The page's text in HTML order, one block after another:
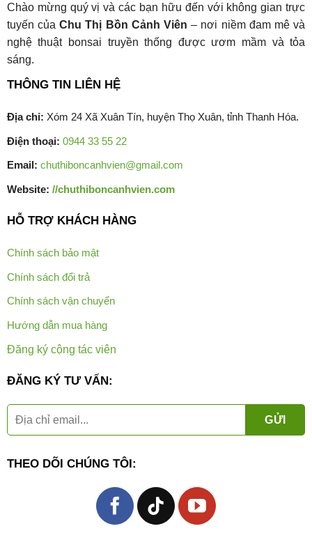
Chào mừng quý vị và các bạn hữu đến với không gian trực
tuyến củaChu Thị Bồn Cảnh Viên – nơi niềm đam mê và
nghệ thuật bonsai truyền thống được ươm mầm và tỏa
sáng.
THÔNG TIN LIÊN HỆ
Địa chỉ: Xóm 24 Xã Xuân Tín, huyện Thọ Xuân, tỉnh Thanh Hóa.
Điện thoại: 0944 33 55 22
Email: chuthiboncanhvien@gmail.com
Website: //chuthiboncanhvien.com
HỖ TRỢ KHÁCH HÀNG
Chính sách bảo mật
Chính sách đổi trả
Chính sách vận chuyển
Hướng dẫn mua hàng
Đăng ký cộng tác viên
ĐĂNG KÝ TƯ VẤN:
THEO DÕI CHÚNG TÔI: